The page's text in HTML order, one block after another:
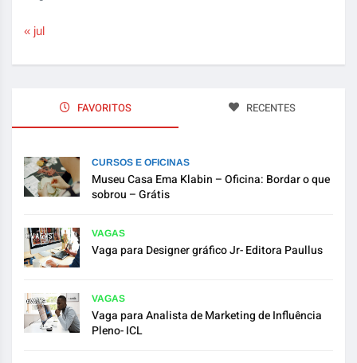
« jul
FAVORITOS RECENTES
CURSOS E OFICINAS
Museu Casa Ema Klabin – Oficina: Bordar o que
sobrou – Grátis
VAGAS
Vaga para Designer gráfico Jr- Editora Paullus
VAGAS
Vaga para Analista de Marketing de Influência
Pleno- ICL